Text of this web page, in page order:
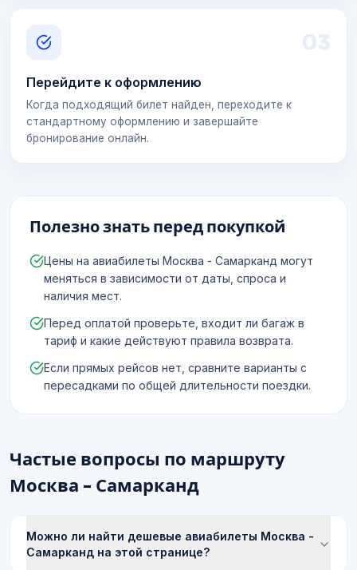
03
Перейдите к оформлению
Когда подходящий билет найден, переходите к
стандартному оформлению и завершайте
бронирование онлайн.
Полезно знать перед покупкой
Цены на авиабилеты Москва - Самарканд могут
меняться в зависимости от даты, спроса и
наличия мест.
Перед оплатой проверьте, входит ли багаж в
тариф и какие действуют правила возврата.
Если прямых рейсов нет, сравните варианты с
пересадками по общей длительности поездки.
Частые вопросы по маршруту
Москва - Самарканд
Можно ли найти дешевые авиабилеты Москва -
Самарканд на этой странице?